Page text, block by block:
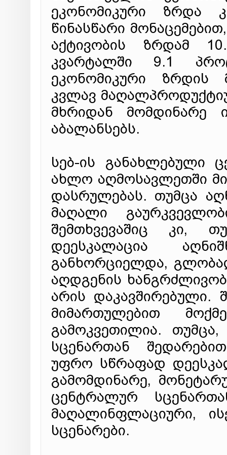
ეკონომიკური ზრდა
წინასწარი
აქტივობის ზრდამ
კვარტალში 9.1
ეკონომიკური ზრდის
კვლავ
მხრიდან მომდინარე
აბალანსებს.
სებ-ის განახლებული
ახლო აღმოსავლეთში
დასრულებას. თუმცა
მაღალი
შემთხვევაშიც კი,
დეესკალაცია
განხორციელდა,
აღდგენის
არის დაკავშირებული.
მიმართულებით
გამოკვეთილია.
სცენართან
უფრო სწრაფად
გამომდინარე,
ცენტრალურ
მაღალინფლაციური,
სცენარები.